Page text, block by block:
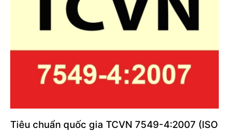
Tiêu chuẩn quốc gia TCVN 7549-4:2007 (ISO